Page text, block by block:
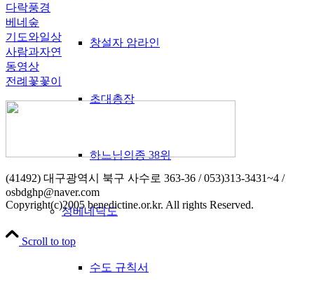
창설자 암라인
초대총장
하느님의종 38위
성베네딕도
수도 규칙서
다락풍경
베네숲
기도와일상
사람과자연
동영상
전례꽃꽃이
(41492) 대구광역시 북구 사수로 363-36 / 053)313-3431~4 /
osbdghp@naver.com
Copyright(c)2005 benedictine.or.kr. All rights Reserved.
Scroll to top